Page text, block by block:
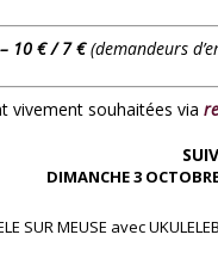
10 € / 7 €(demandeurs
vivement souhaitées via
DIMANCHE 3
SUR MEUSE avec